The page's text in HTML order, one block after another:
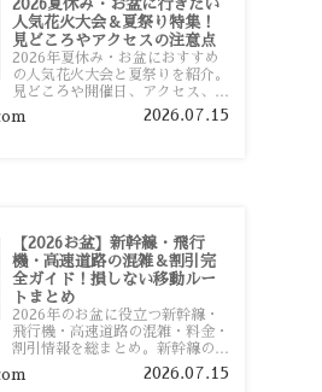
2026夏休み・お盆に行きたい
人気花火大会＆夏祭り特集！
見どころやアクセスの注意点
2026年夏休み・お盆におすすめ
の人気花火大会と夏祭りを紹介。
見どころや開催日、アクセス、混
雑対策、旅行前に知っておきたい
注意点をわかりやすく解説しま
2026.07.15
【2026お盆】新幹線・飛行
機・高速道路の混雑＆割引完
全ガイド！損しない移動ルー
トまとめ
2026年のお盆に役立つ新幹線・
飛行機・高速道路の混雑・料金・
割引情報を総まとめ。新幹線の予
約や最繁忙期料金、飛行機を安く
予約するコツ、高速道路の休日割
2026.07.15